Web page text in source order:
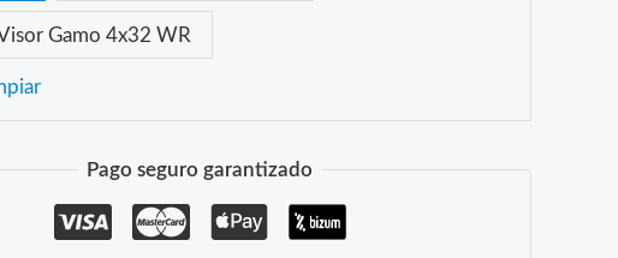
Gamo 4x32 WR
Pago seguro garantizado